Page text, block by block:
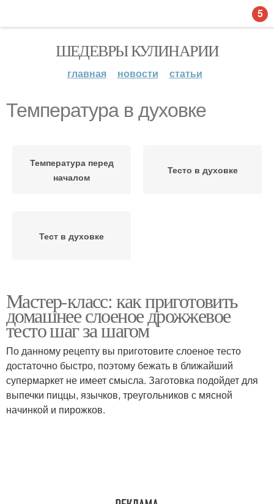
ШЕДЕВРЫ КУЛИНАРИИ
главная новости статьи
Температура в духовке
Температура перед
началом
Тесто в духовке
Тест в духовке
Мастер-класс: как приготовить
домашнее слоеное дрожжевое
тесто шаг за шагом
По данному рецепту вы приготовите слоеное тесто
достаточно быстро, поэтому бежать в ближайший
супермаркет не имеет смысла. Заготовка подойдет для
выпечки пиццы, язычков, треугольников с мясной
начинкой и пирожков.
5